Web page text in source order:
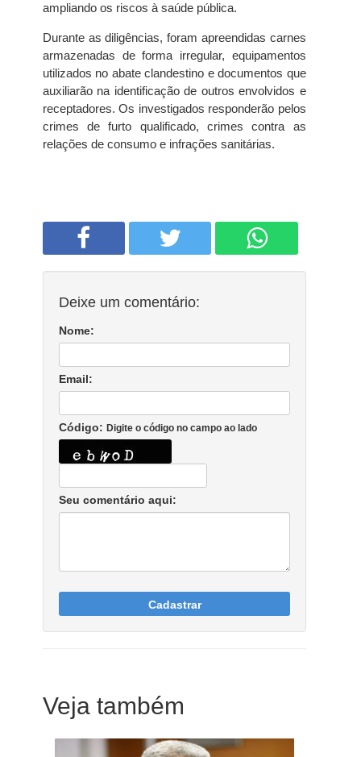
ampliando os riscos à saúde pública.
Durante as diligências, foram apreendidas carnes
armazenadas de forma irregular, equipamentos
utilizados no abate clandestino e documentos que
auxiliarão na identificação de outros envolvidos e
receptadores. Os investigados responderão pelos
crimes de furto qualificado, crimes contra as
relações de consumo e infrações sanitárias.
Deixe um comentário:
Nome:
Email:
Código: Digite o código no campo ao lado
Seu comentário aqui:
Cadastrar
Veja também